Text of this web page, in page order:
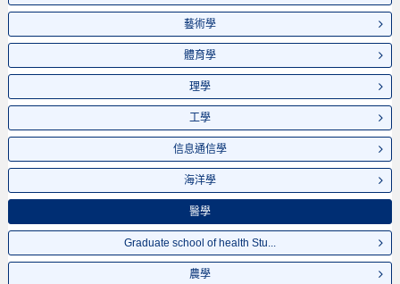
藝術學
體育學
理學
工學
信息通信學
海洋學
醫學
Graduate school of health Stu...
農學